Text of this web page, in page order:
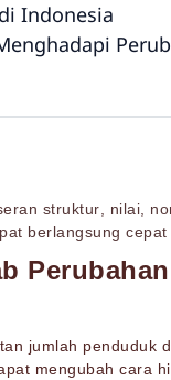
Indonesia
struktur, nilai,
berlangsung cepat
jumlah penduduk
mengubah cara